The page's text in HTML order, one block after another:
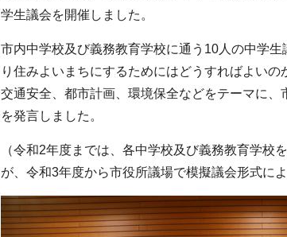
学生議会を開催しました。
市内中学校及び義務教育学校に通う10人の中学
り住みよいまちにするためにはどうすればよいの
交通安全、都市計画、環境保全などをテーマに
を発言しました。
（令和2年度までは、各中学校及び義務教育学校
が、令和3年度から市役所議場で模擬議会形式に